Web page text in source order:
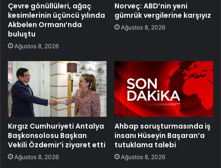
Çevre gönüllüleri, ağaç
kesimlerinin üçüncü yılında
Akbelen Ormanı’nda
buluştu
Ağustos 8, 2026
Norveç: ABD’nin yeni
gümrük vergilerine karşıyız
Ağustos 8, 2026
Kırgız Cumhuriyeti Antalya
Başkonsolosu Başkan
Vekili Özdemir’i ziyaret etti
Ağustos 8, 2026
Ahbap soruşturmasında iş
insanı Hüseyin Başaran’a
tutuklama talebi
Ağustos 8, 2026